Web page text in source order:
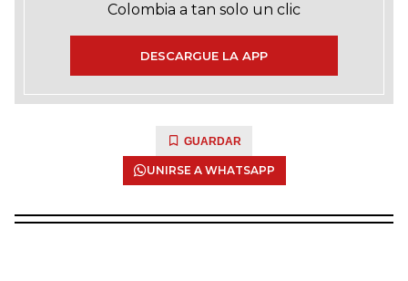
Colombia a tan solo un clic
DESCARGUE LA APP
GUARDAR
UNIRSE A WHATSAPP